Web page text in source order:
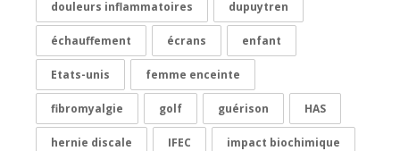
douleurs inflammatoires dupuytren
échauffement écrans enfant
Etats-unis femme enceinte
fibromyalgie golf guérison HAS
hernie discale IFEC impact biochimique